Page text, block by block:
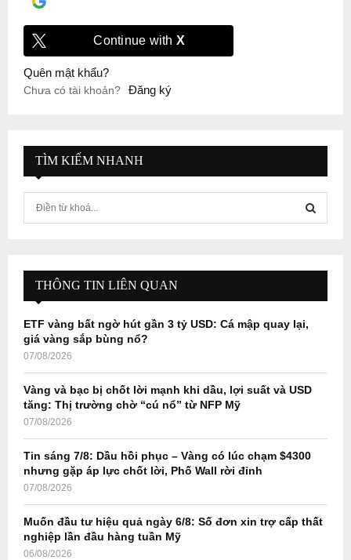
Continue with X
Quên mật khẩu?
Chưa có tài khoản? Đăng ký
TÌM KIẾM NHANH
f
r
:
E
A
R
H
THÔNG TIN LIÊN QUAN
ETF vàng bất ngờ hút gần 3 tỷ USD: Cá mập quay lại,
giá vàng sắp bùng nổ?
07/08/2026
Vàng và bạc bị chốt lời mạnh khi dầu, lợi suất và USD
tăng: Thị trường chờ “cú nổ” từ NFP Mỹ
07/08/2026
Tin sáng 7/8: Dầu hồi phục – Vàng có lúc chạm $4300
nhưng gặp áp lực chốt lời, Phố Wall rời đỉnh
07/08/2026
Muốn đầu tư hiệu quả ngày 6/8: Số đơn xin trợ cấp thất
nghiệp lần đầu hàng tuần Mỹ
06/08/2026